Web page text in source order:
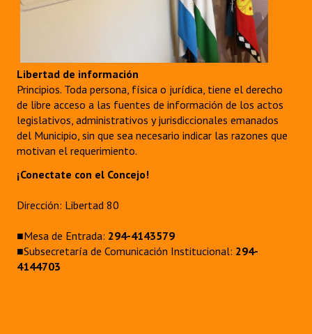
Banca del Vecino - Registro
Antiguos Pobladores - Registro
Reconocimientos - Registro
Bariloche, Municipio intercultural
Entrega de distinciones
REFORMA DE LA CARTA ORGÁNICA
Libertad de información
Principios. Toda persona, física o jurídica, tiene el derecho
de libre acceso a las fuentes de información de los actos
legislativos, administrativos y jurisdiccionales emanados
del Municipio, sin que sea necesario indicar las razones que
motivan el requerimiento.
¡Conectate con el Concejo!
Dirección: Libertad 80
■Mesa de Entrada: 294-4143579
■Subsecretaría de Comunicación Institucional: 294-
4144703